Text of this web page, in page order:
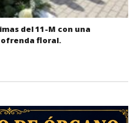
del 11-M con una
floral.